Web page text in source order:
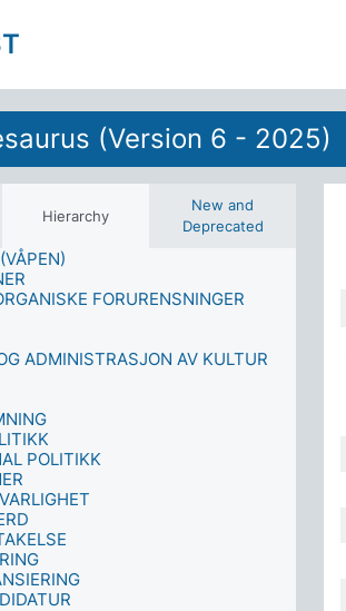
(Version 6 - 2025)
Hierarchy
New and
Deprecated
FORURENSNINGER
ADMINISTRASJON AV KULTUR
POLITIKK